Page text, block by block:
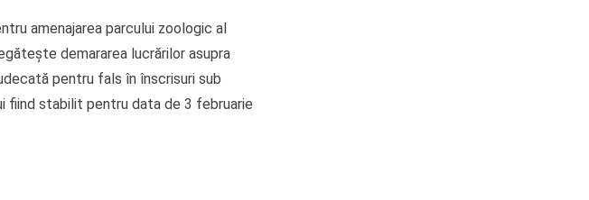
amenajarea parcului zoologic al
demararea lucrărilor asupra
pentru fals în înscrisuri sub
fiind stabilit pentru data de 3 februarie